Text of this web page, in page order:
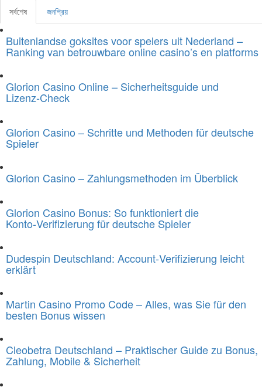
সর্বশেষ
জনপ্রিয়
Buitenlandse goksites voor spelers uit Nederland –
Ranking van betrouwbare online casino’s en platforms
Glorion Casino Online – Sicherheitsguide und
Lizenz‑Check
Glorion Casino – Schritte und Methoden für deutsche
Spieler
Glorion Casino – Zahlungsmethoden im Überblick
Glorion Casino Bonus: So funktioniert die
Konto‑Verifizierung für deutsche Spieler
Dudespin Deutschland: Account‑Verifizierung leicht
erklärt
Martin Casino Promo Code – Alles, was Sie für den
besten Bonus wissen
Cleobetra Deutschland – Praktischer Guide zu Bonus,
Zahlung, Mobile & Sicherheit